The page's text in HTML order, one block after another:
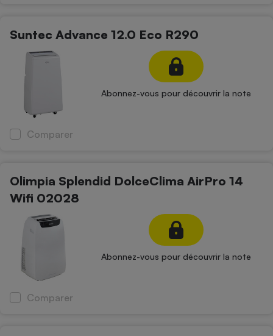
Suntec Advance 12.0 Eco R290
Abonnez-vous pour découvrir la note
Comparer
Olimpia Splendid DolceClima AirPro 14
Wifi 02028
Abonnez-vous pour découvrir la note
Comparer